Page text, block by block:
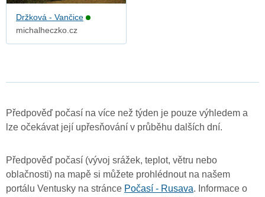
Držková - Vančice
michalheczko.cz
Předpověď počasí na více než týden je pouze výhledem a
lze očekávat její upřesňování v průběhu dalších dní.
Předpověď počasí (vývoj srážek, teplot, větru nebo
oblačnosti) na mapě si můžete prohlédnout na našem
portálu Ventusky na stránce Počasí - Rusava. Informace o